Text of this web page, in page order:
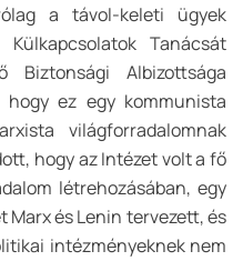
a távol-keleti ügyek
Tanácsát
Albizottsága
ez egy kommunista
világforradalomnak
hogy az Intézet volt a fő
létrehozásában, egy
és Lenin tervezett, és
intézményeknek nem